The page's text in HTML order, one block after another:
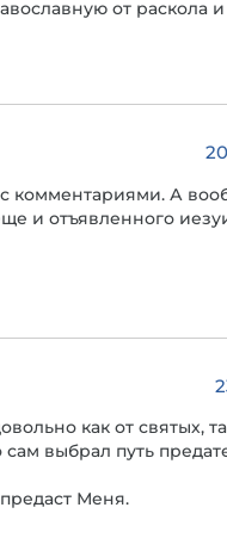
от раскола
с комментариями. А
и отъявленного
как от святых,
выбрал путь
Меня.